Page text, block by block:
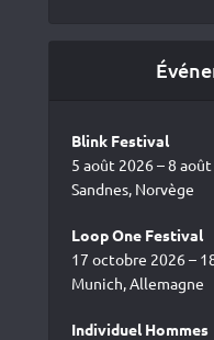
Blink Festival
5 août 2026 – 8
Sandnes, Norvège
Loop One Festival
17 octobre 2026 –
Munich, Allemagne
Individuel Hommes